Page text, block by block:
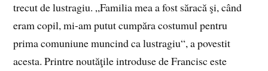
trecut de lustragiu. „Familia mea a fost săracă şi, când
eram copil, mi-am putut cumpăra costumul pentru
prima comuniune muncind ca lustragiu“, a povestit
acesta. Printre noutăţile introduse de Francisc este